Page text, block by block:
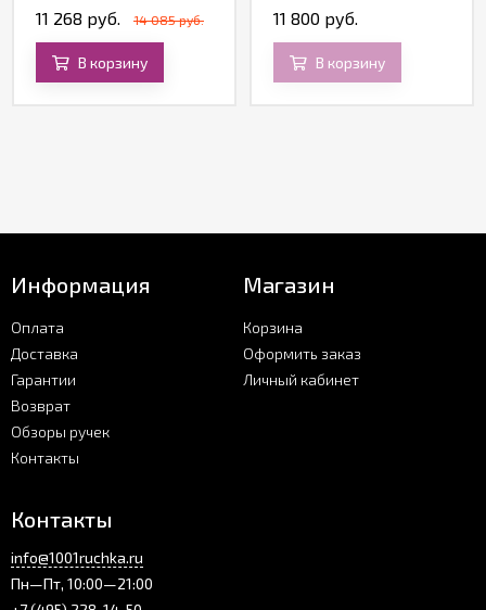
11 268 руб. 14 085 руб.
В корзину
11 800 руб.
В корзину
Информация
Оплата
Доставка
Гарантии
Возврат
Обзоры ручек
Контакты
Магазин
Корзина
Оформить заказ
Личный кабинет
Контакты
info@1001ruchka.ru
Пн—Пт, 10:00—21:00